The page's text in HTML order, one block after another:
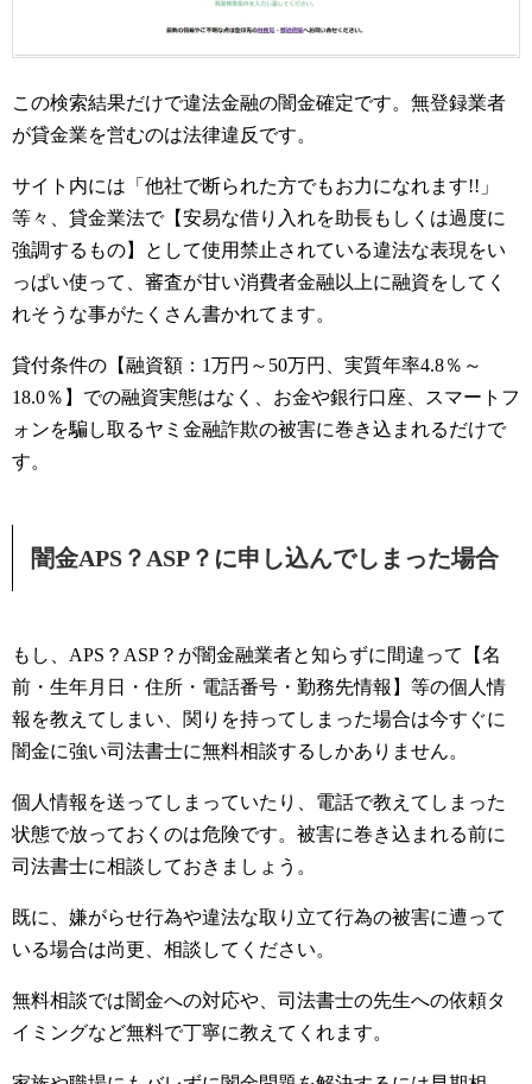
この検索結果だけで違法金融の闇金確定です。無登録業者
が貸金業を営むのは法律違反です。
サイト内には「他社で断られた方でもお力になれます!!」
等々、貸金業法で【安易な借り入れを助長もしくは過度に
強調するもの】として使用禁止されている違法な表現をい
っぱい使って、審査が甘い消費者金融以上に融資をしてく
れそうな事がたくさん書かれてます。
貸付条件の【融資額：1万円～50万円、実質年率4.8％～
18.0％】での融資実態はなく、お金や銀行口座、スマートフ
ォンを騙し取るヤミ金融詐欺の被害に巻き込まれるだけで
す。
闇金APS？ASP？に申し込んでしまった場合
もし、APS？ASP？が闇金融業者と知らずに間違って【名
前・生年月日・住所・電話番号・勤務先情報】等の個人情
報を教えてしまい、関りを持ってしまった場合は今すぐに
闇金に強い司法書士に無料相談するしかありません。
個人情報を送ってしまっていたり、電話で教えてしまった
状態で放っておくのは危険です。被害に巻き込まれる前に
司法書士に相談しておきましょう。
既に、嫌がらせ行為や違法な取り立て行為の被害に遭って
いる場合は尚更、相談してください。
無料相談では闇金への対応や、司法書士の先生への依頼タ
イミングなど無料で丁寧に教えてくれます。